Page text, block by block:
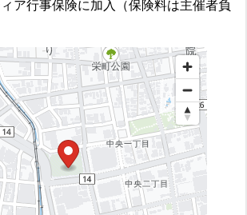
ア行事保険に加入（保険料は主催者負